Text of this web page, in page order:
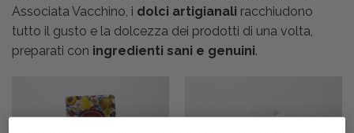
Associata Vacchino, i dolci artigianali racchiudono
tutto il gusto e la dolcezza dei prodotti di una volta,
preparati con ingredienti sani e genuini.